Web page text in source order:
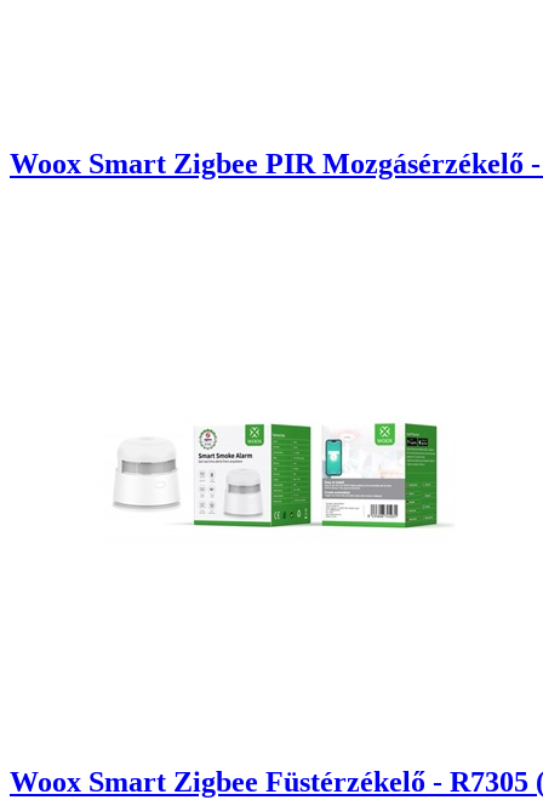
Woox Smart Zigbee PIR Mozgásérzékelő
Woox Smart Zigbee Füstérzékelő - R7305